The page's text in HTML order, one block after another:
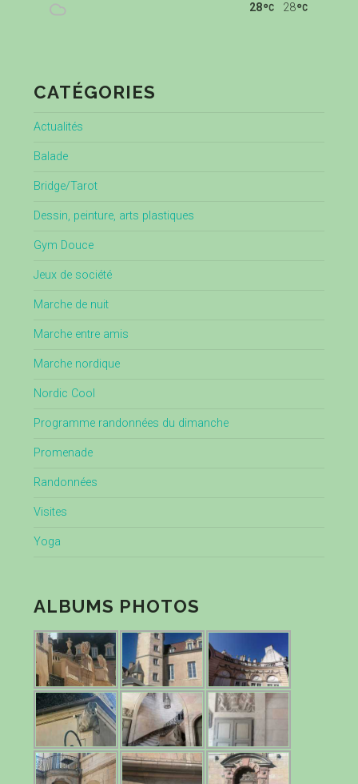
28
28
CATÉGORIES
Actualités
Balade
Bridge/Tarot
Dessin, peinture, arts plastiques
Gym Douce
Jeux de société
Marche de nuit
Marche entre amis
Marche nordique
Nordic Cool
Programme randonnées du dimanche
Promenade
Randonnées
Visites
Yoga
ALBUMS PHOTOS